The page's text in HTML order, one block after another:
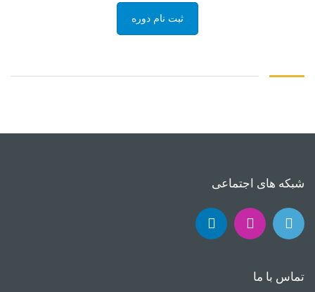
ثبت نام دوره
شبکه های اجتماعی
تماس با ما